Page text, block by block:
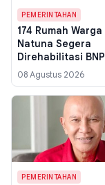
PEMERINTAHAN
174 Rumah Warga
Natuna Segera
Direhabilitasi
Rp 20 Juta per
Empat Kecamatan
Perbatasan
08 Agustus 2026
PEMERINTAHAN